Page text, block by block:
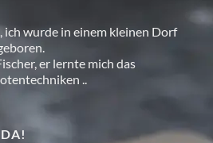
ich wurde in einem kleinen Dorf
er lernte mich das
..